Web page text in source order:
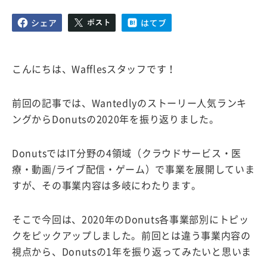
こんにちは、Wafflesスタッフです！
前回の記事では、Wantedlyのストーリー人気ランキ
ングからDonutsの2020年を振り返りました。
DonutsではIT分野の4領域（クラウドサービス・医
療・動画/ライブ配信・ゲーム）で事業を展開していま
すが、その事業内容は多岐にわたります。
そこで今回は、2020年のDonuts各事業部別にトピッ
クをピックアップしました。前回とは違う事業内容の
視点から、Donutsの1年を振り返ってみたいと思いま